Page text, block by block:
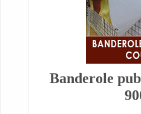
Banderole